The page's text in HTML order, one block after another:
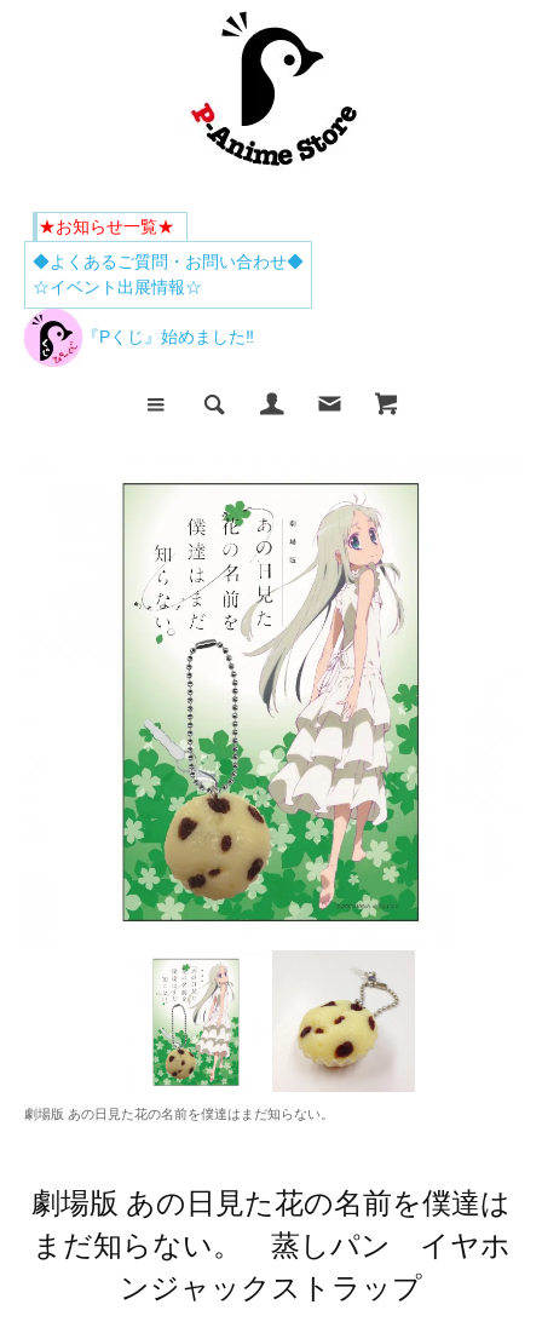
★お知らせ一覧★
◆よくあるご質問・お問い合わせ◆
☆イベント出展情報☆
『Pくじ』始めました‼
劇場版 あの日見た花の名前を僕達はまだ知らない。
劇場版 あの日見た花の名前を僕達は
まだ知らない。 蒸しパン イヤホ
ンジャックストラップ